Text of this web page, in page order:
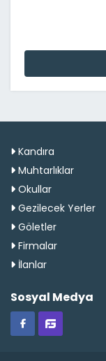
Kandıra
Muhtarlıklar
Okullar
Gezilecek Yerler
Göletler
Firmalar
İlanlar
Sosyal Medya